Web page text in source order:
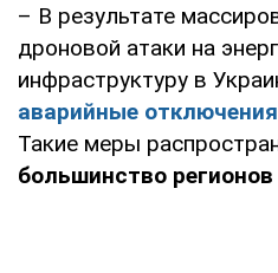
– В результате
дроновой атаки на
инфраструктуру в
аварийные отключения
Такие меры
большинство